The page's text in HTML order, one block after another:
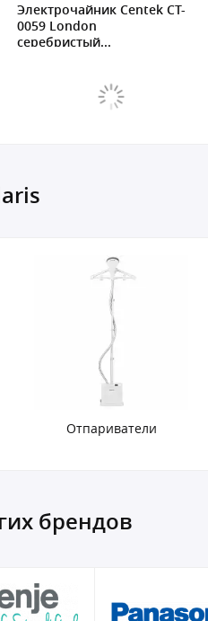
Электрочайник Centek CT-
0059 London
серебристый...
Отпариватели
брендов